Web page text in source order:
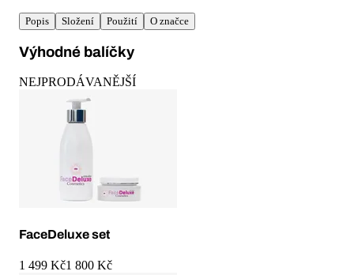
Popis Složení Použití O značce
Výhodné balíčky
NEJPRODÁVANĚJŠÍ
FaceDeluxe set
1 499 Kč1 800 Kč